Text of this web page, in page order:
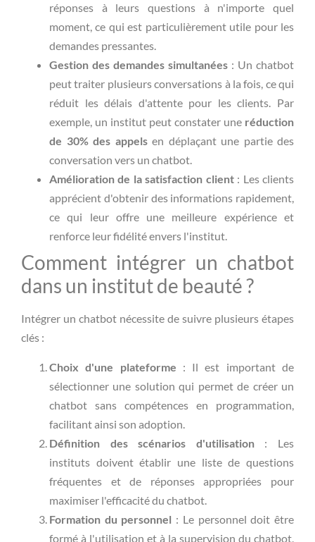
réponses à leurs questions à n'importe quel
moment, ce qui est particulièrement utile pour les
demandes pressantes.
Gestion des demandes simultanées : Un chatbot
peut traiter plusieurs conversations à la fois, ce qui
réduit les délais d'attente pour les clients. Par
exemple, un institut peut constater une réduction
de 30% des appelsen déplaçant une partie des
conversation vers un chatbot.
Amélioration de la satisfaction client: Les clients
apprécient d'obtenir des informations rapidement,
ce qui leur offre une meilleure expérience et
renforce leur fidélité envers l'institut.
Comment intégrer un chatbot
dans un institut de beauté ?
Intégrer un chatbot nécessite de suivre plusieurs étapes
clés :
Choix d'une plateforme : Il est important de
sélectionner une solution qui permet de créer un
chatbot sans compétences en programmation,
facilitant ainsi son adoption.
Définition des scénarios d'utilisation: Les
instituts doivent établir une liste de questions
fréquentes et de réponses appropriées pour
maximiser l'efficacité du chatbot.
Formation du personnel : Le personnel doit être
formé à l'utilisation et à la supervision du chatbot,